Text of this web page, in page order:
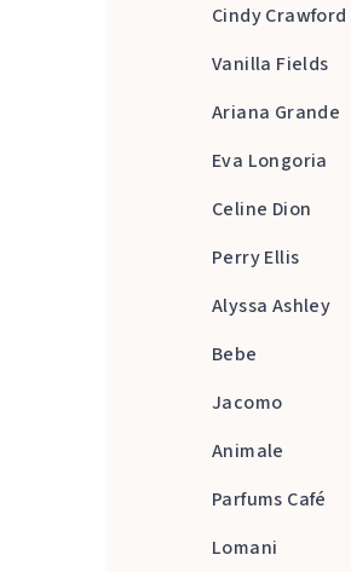
Cindy Crawford
Vanilla Fields
Ariana Grande
Eva Longoria
Celine Dion
Perry Ellis
Alyssa Ashley
Bebe
Jacomo
Animale
Parfums Café
Lomani